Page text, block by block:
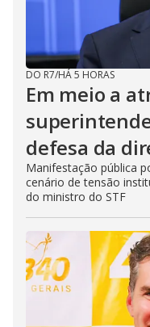
DO R7/HÁ 5 HORAS
Em meio a
defesa da
Manifestação pública
cenário de tensão
do ministro do STF